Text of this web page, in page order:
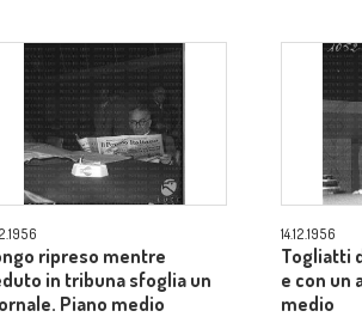
ripreso mentre
in tribuna sfoglia un
Piano medio
14.12.1956
Togliatti
e con un
medio